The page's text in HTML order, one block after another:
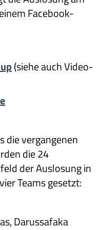
Facebook-
(siehe auch Video-
die vergangenen
die 24
der Auslosung in
Teams gesetzt:
Darussafaka